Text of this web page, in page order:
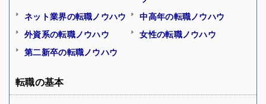
ネット業界の転職ノウハウ
中高年の転職ノウハウ
外資系の転職ノウハウ
女性の転職ノウハウ
第二新卒の転職ノウハウ
転職の基本